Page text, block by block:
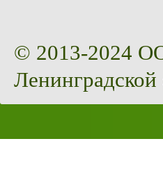
© 2013-2024 ОО
Ленинградской